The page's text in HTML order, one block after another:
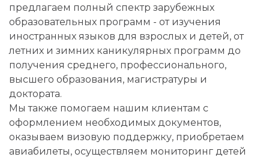
предлагаем полный спектр зарубежных
образовательных программ - от изучения
иностранных языков для взрослых и детей, от
летних и зимних каникулярных программ до
получения среднего, профессионального,
высшего образования, магистратуры и
доктората.
Мы также помогаем нашим клиентам с
оформлением необходимых документов,
оказываем визовую поддержку, приобретаем
авиабилеты, осуществляем мониторинг детей